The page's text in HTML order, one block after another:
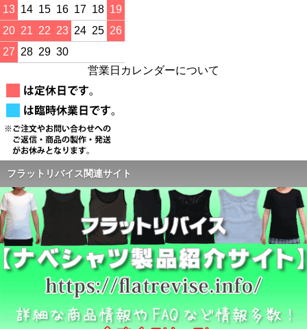
13 14 15 16 17 18 19
20 21 22 23 24 25 26
27 28 29 30
営業日カレンダーについて
フラットリバイス関連サイト